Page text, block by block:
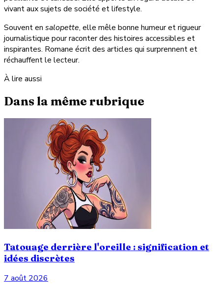
vivant aux sujets de société et lifestyle.
Souvent en salopette, elle mêle bonne humeur et rigueur
journalistique pour raconter des histoires accessibles et
inspirantes. Romane écrit des articles qui surprennent et
réchauffent le lecteur.
À lire aussi
Dans la même rubrique
Tatouage derrière l'oreille : signification et
idées discrètes
7 août 2026